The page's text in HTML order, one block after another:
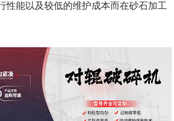
性能以及较低的维护成本而在砂石加工